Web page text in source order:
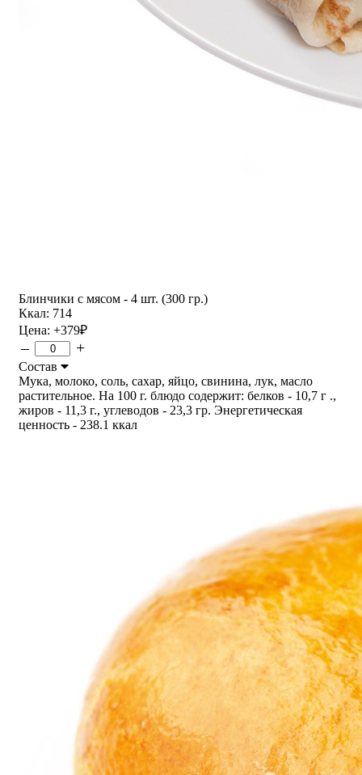
Блинчики с мясом - 4 шт. (300 гр.)
Ккал: 714
Цена: +379₽
– +
Состав
Мука, молоко, соль, сахар, яйцо, свинина, лук, масло
растительное. На 100 г. блюдо содержит: белков - 10,7 г .,
жиров - 11,3 г., углеводов - 23,3 гр. Энергетическая
ценность - 238.1 ккал